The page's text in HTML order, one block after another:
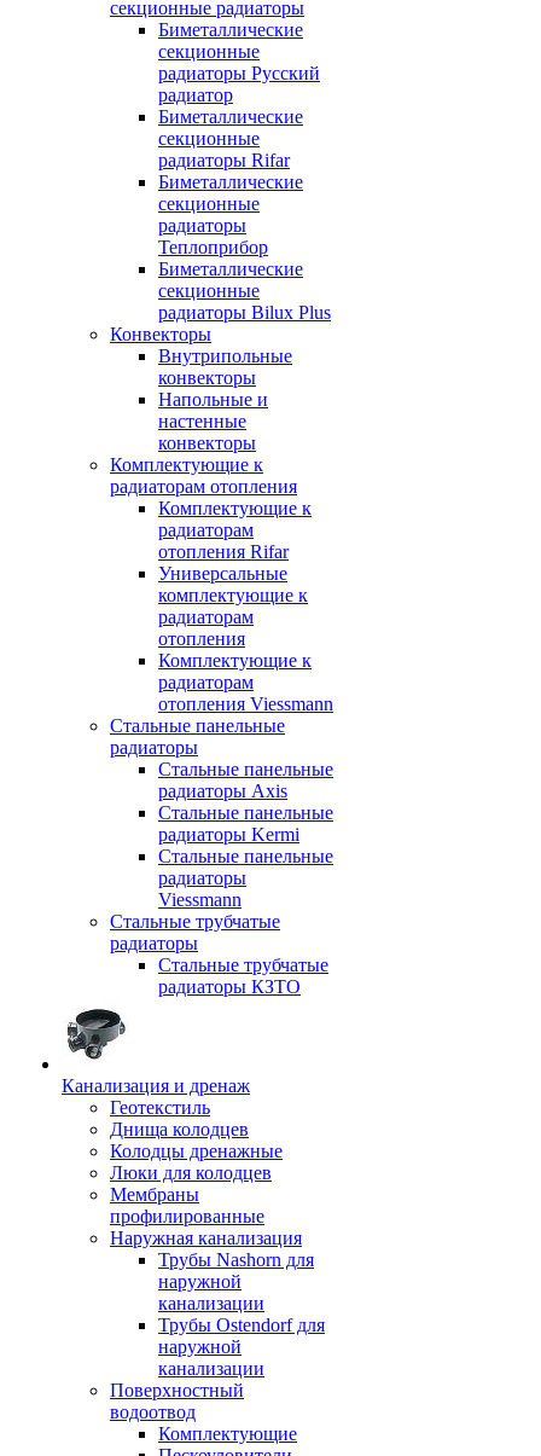
секционные радиаторы
Биметаллические
секционные
радиаторы Русский
радиатор
Биметаллические
секционные
радиаторы Rifar
Биметаллические
секционные
радиаторы
Теплоприбор
Биметаллические
секционные
радиаторы Bilux Plus
Конвекторы
Внутрипольные
конвекторы
Напольные и
настенные
конвекторы
Комплектующие к
радиаторам отопления
Комплектующие к
радиаторам
отопления Rifar
Универсальные
комплектующие к
радиаторам
отопления
Комплектующие к
радиаторам
отопления Viessmann
Стальные панельные
радиаторы
Стальные панельные
радиаторы Axis
Стальные панельные
радиаторы Kermi
Стальные панельные
радиаторы
Viessmann
Стальные трубчатые
радиаторы
Стальные трубчатые
радиаторы КЗТО
Канализация и дренаж
Геотекстиль
Днища колодцев
Колодцы дренажные
Люки для колодцев
Мембраны
профилированные
Наружная канализация
Трубы Nashorn для
наружной
канализации
Трубы Ostendorf для
наружной
канализации
Поверхностный
водоотвод
Комплектующие